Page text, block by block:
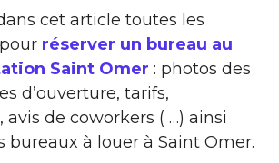
cet article toutes les
réserver un bureau au
Saint Omer : photos des
d’ouverture, tarifs,
de coworkers ( …) ainsi
bureaux à louer à Saint Omer.